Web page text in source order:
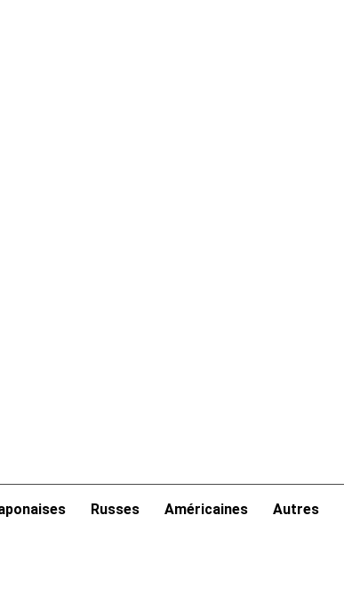
Russes Américaines Autres